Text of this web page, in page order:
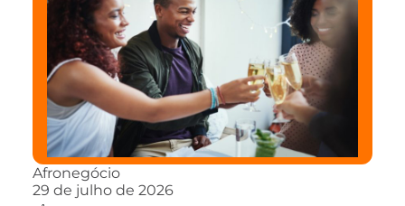
Afronegócio
29 de julho de 2026